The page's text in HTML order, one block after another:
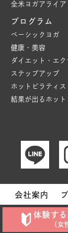
全米ヨガアライ
プログラム
ベーシックヨガ
健康・美容
ダイエット・エ
ステップアップ
ホットピラティス
結果が出るホット
会社案内
Copyright ©
体験す
（女